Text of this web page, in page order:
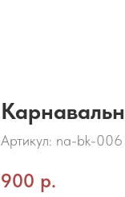
Артикул: na-bk-006
900 р.